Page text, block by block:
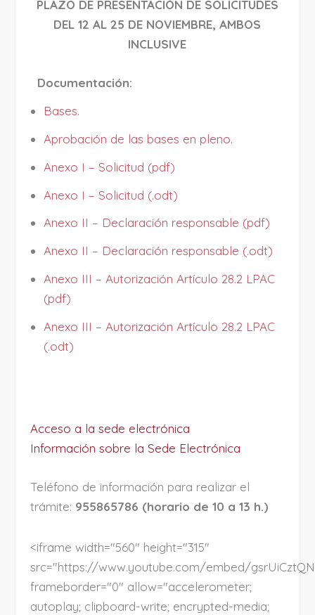
PLAZO DE PRESENTACIÓN DE SOLICITUDES
DEL 12 AL 25 DE NOVIEMBRE, AMBOS
INCLUSIVE
Documentación:
Bases.
Aprobación de las bases en pleno.
Anexo I – Solicitud (pdf)
Anexo I – Solicitud (.odt)
Anexo II – Declaración responsable (pdf)
Anexo II – Declaración responsable (.odt)
Anexo III – Autorización Artículo 28.2 LPAC
(pdf)
Anexo III – Autorización Artículo 28.2 LPAC
(.odt)
Acceso a la sede electrónica
Información sobre la Sede Electrónica
Teléfono de información para realizar el
trámite: 955865786 (horario de 10 a 13 h.)
<iframe width="560" height="315"
src="https://www.youtube.com/embed/
frameborder="0" allow="accelerometer;
autoplay; clipboard-write; encrypted-media;